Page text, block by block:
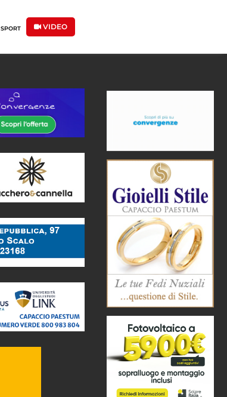
SPORT VIDEO